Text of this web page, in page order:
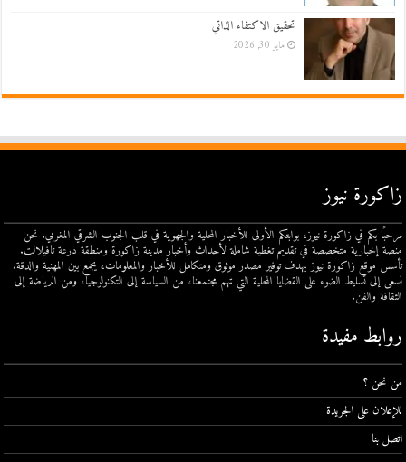
تحقيق الاكتفاء الذاتي
مايو 30, 2026
زاكورة نيوز
مرحبًا بكم في زاكورة نيوز، بوابتكم الأولى للأخبار المحلية والجهوية في قلب الجنوب الشرقي المغربي. نحن
منصة إخبارية متخصصة في تقديم تغطية شاملة لأحداث وأخبار مدينة زاكورة ومنطقة درعة تافيلالت.
تأسس موقع زاكورة نيوز بهدف توفير مصدر موثوق ومتكامل للأخبار والمعلومات، يجمع بين المهنية والدقة.
نسعى إلى تسليط الضوء على القضايا المحلية التي تهم مجتمعنا، من السياسة إلى التكنولوجيا، ومن الرياضة إلى
الثقافة والفن.
روابط مفيدة
من نحن ؟
للإعلان على الجريدة
اتصل بنا